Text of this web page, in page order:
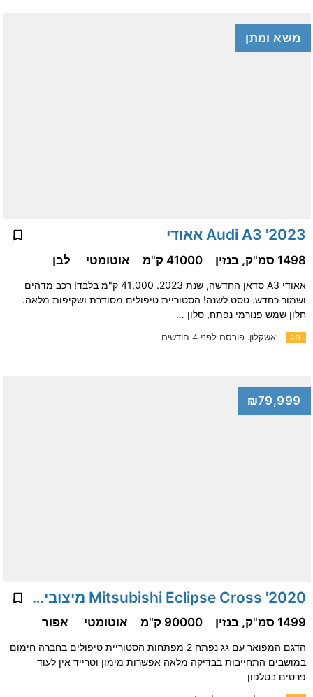
משא ומתן
2023' Audi A3 אאודי
פג אשקלון.פורסם לפני 4 חודשים
1498 סמ"ק, בנזין 41000 ק"מ אוטומטי לבן
אאודי A3 סדאן החדשה, שנת 2023. 41,000 ק"מ בלבד! רכב מדהים
ושמור כחדש. טסט לשנה! הסטוריית טיפולים מסודרת ושקיפות מלאה.
חלון שמש פנורמי נפתח, סלון …
₪79,999
2020' Mitsubishi Eclipse Cross מיצובישי אקליפס קרוס
1499 סמ"ק, בנזין 90000 ק"מ אוטומטי אפור
הדגם המפואר עם גג נפתח 2 מפתחות הסטוריית טיפולים בחברה חימום
במושבים התחייבות בבדיקה מלאה אפשרות מימון וטרייד אין לעוד
פרטים בטלפון